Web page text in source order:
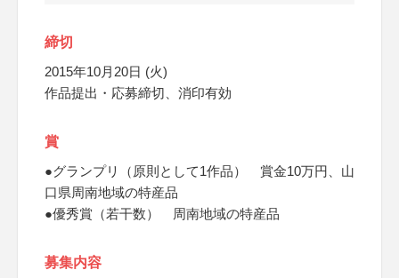
締切
2015年10月20日 (火)
作品提出・応募締切、消印有効
賞
●グランプリ（原則として1作品） 賞金10万円、山
口県周南地域の特産品
●優秀賞（若干数） 周南地域の特産品
募集内容